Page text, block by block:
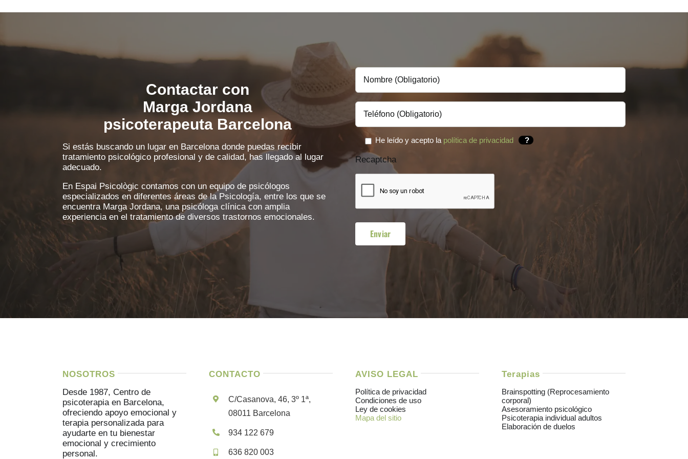
Contactar con
Marga Jordana
psicoterapeuta Barcelona
Si estás buscando un lugar en Barcelona donde puedas recibir
tratamiento psicológico profesional y de calidad, has llegado al lugar
adecuado.
En Espai Psicològic contamos con un equipo de psicólogos
especializados en diferentes áreas de la Psicología, entre los que se
encuentra Marga Jordana, una psicóloga clínica con amplia
experiencia en el tratamiento de diversos trastornos emocionales.
He leído y acepto la política de privacidad ?
Recaptcha
NOSOTROS
Desde 1987, Centro de
psicoterapia en Barcelona,
ofreciendo apoyo emocional y
terapia personalizada para
ayudarte en tu bienestar
emocional y crecimiento
personal.
CONTACTO
C/Casanova, 46, 3º 1ª,
08011 Barcelona
934 122 679
636 820 003
AVISO LEGAL
Política de privacidad
Condiciones de uso
Ley de cookies
Mapa del sitio
Terapias
Brainspotting (Reprocesamiento
corporal)
Asesoramiento psicológico
Psicoterapia individual adultos
Elaboración de duelos